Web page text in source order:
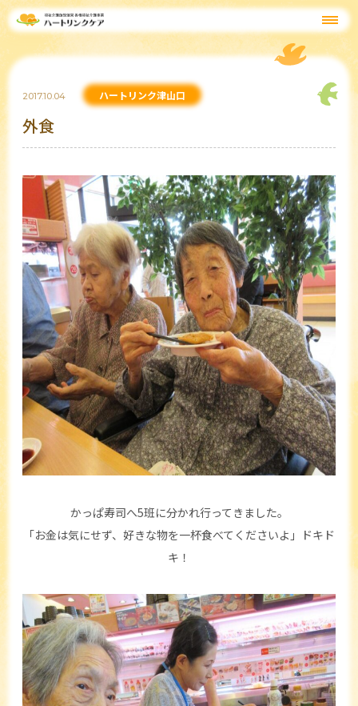
2017.10.04 ハートリンク津山口
外食
かっぱ寿司へ5班に分かれ行ってきました。
「お金は気にせず、好きな物を一杯食べてくださいよ」ドキド
キ！